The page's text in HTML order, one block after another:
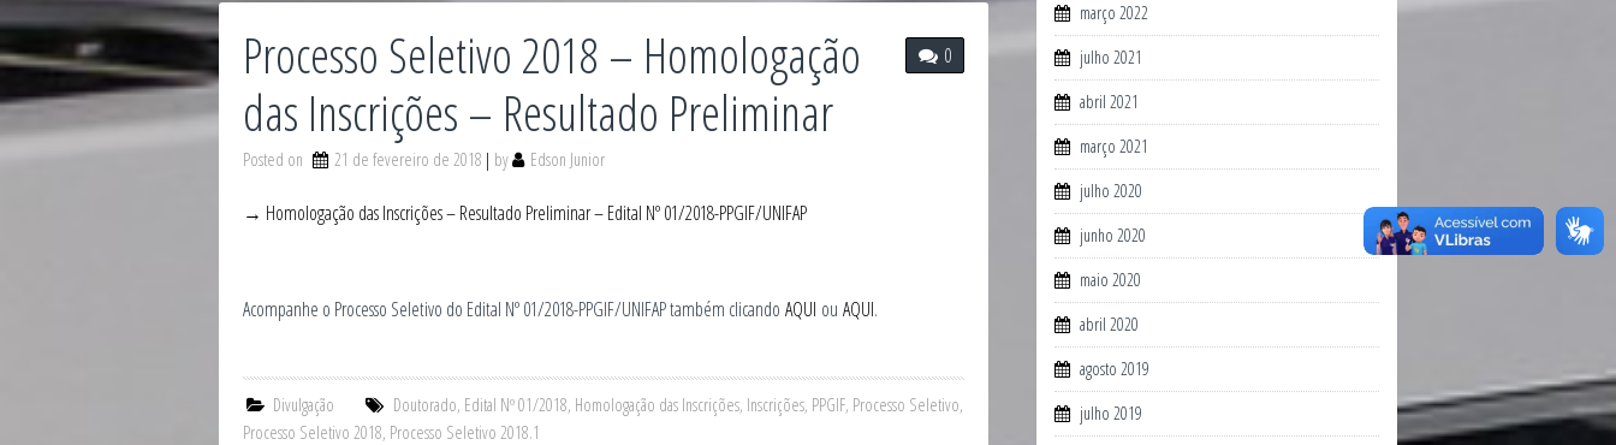
0
Processo Seletivo 2018 – Homologação
das Inscrições – Resultado Preliminar
Posted on 21 de fevereiro de 2018 by Edson Junior
→ Homologação das Inscrições – Resultado Preliminar – Edital Nº 01/2018-PPGIF/UNIFAP
Acompanhe o Processo Seletivo do Edital Nº 01/2018-PPGIF/UNIFAP também clicando AQUI ou AQUI.
Divulgação Doutorado, Edital Nº 01/2018, Homologação das Inscrições, Inscrições, PPGIF, Processo Seletivo,
Processo Seletivo 2018, Processo Seletivo 2018.1
março 2022
julho 2021
abril 2021
março 2021
julho 2020
junho 2020
maio 2020
abril 2020
agosto 2019
julho 2019